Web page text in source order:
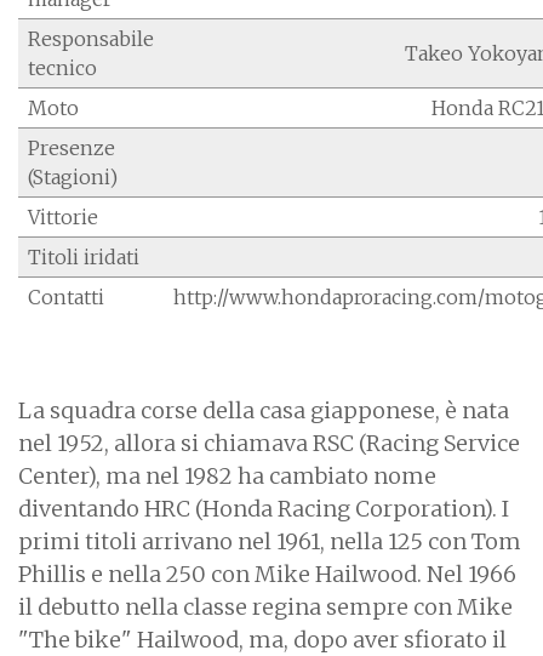
Responsabile
tecnico
Takeo
Moto
Honda
Presenze
(Stagioni)
Vittorie
Titoli iridati
Contatti
http://www.hondaproracing.com/
La squadra corse della casa giapponese, è nata
nel 1952, allora si chiamava RSC (Racing Service
Center), ma nel 1982 ha cambiato nome
diventando HRC (Honda Racing Corporation). I
primi titoli arrivano nel 1961, nella 125 con Tom
Phillis e nella 250 con Mike Hailwood. Nel 1966
il debutto nella classe regina sempre con Mike
"The bike" Hailwood, ma, dopo aver sfiorato il